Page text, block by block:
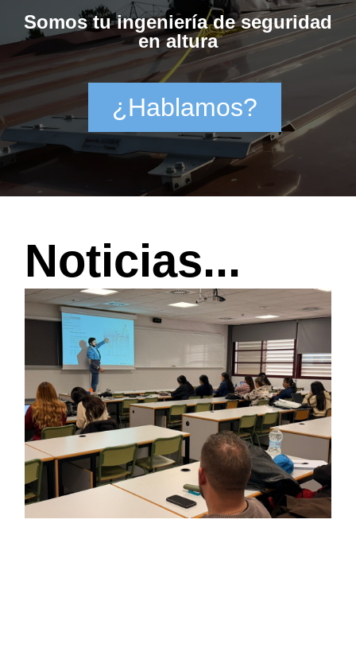
Somos tu ingeniería de seguridad
en altura
¿Hablamos?
Noticias...